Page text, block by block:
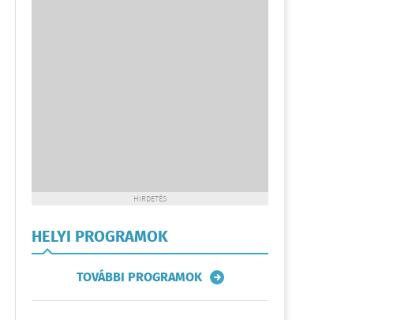
HIRDETÉS
HELYI PROGRAMOK
TOVÁBBI PROGRAMOK